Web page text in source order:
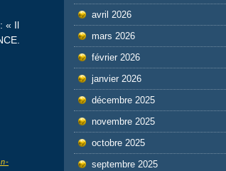
« Il
avril 2026
mars 2026
février 2026
janvier 2026
décembre 2025
novembre 2025
octobre 2025
septembre 2025